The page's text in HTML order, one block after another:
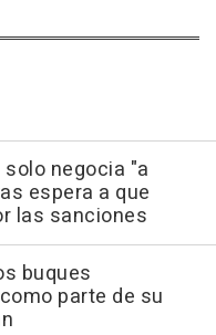
negocia "a
espera a que
las sanciones
buques
parte de su